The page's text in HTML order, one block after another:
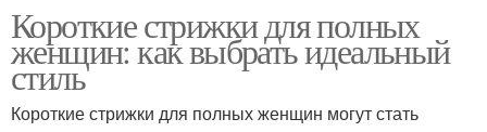
Короткие стрижки для полных
женщин: как выбрать идеальный
стиль
Короткие стрижки для полных женщин могут стать